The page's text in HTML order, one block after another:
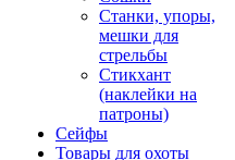
Станки, упоры,
мешки для
стрельбы
Стикхант
(наклейки на
патроны)
Сейфы
Товары для охоты